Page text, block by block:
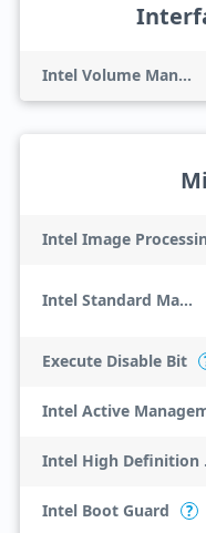
Intel Volume Management Device (VMD)
Intel Standard Manageability (ISM)
Execute Disable Bit
Intel Boot Guard ?